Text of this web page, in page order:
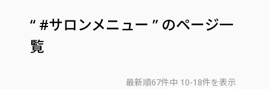
“ #サロンメニュー ” のページ一
覧
最新順67件中 10-18件を表示